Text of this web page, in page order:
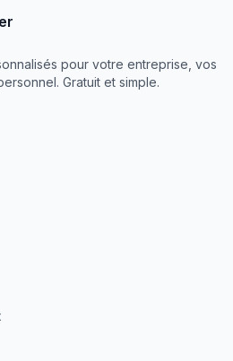
pour votre entreprise, vos
Gratuit et simple.